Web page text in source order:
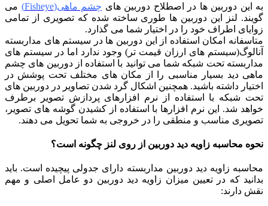
به این دوربین ها در اصطلاح دوربین های چشم ماهی(Fisheye)
می
گویند. لنز این دوربین ها طوری ساخته شده که تصویری از تمامی
زوایای اطراف خود را در اختیار شما می گذارد.
متاسفانه امکان استفاده از این دوربین ها در سیستم های مداربسته
آنالوگ(سیستم های ارزان قیمت تر) وجود ندارد اما در سیستم های
مداربسته تحت شبکه شما می توانید با استفاده از دوربین های چشم
ماهی دید بسیار مناسبی را از مکان های مختلف تحت پوشش در
اختیار داشته باشید. همچنین اشکال گرد شدن تصاویر در دوربین های
تحت شبکه با استفاده از نرم افزارهای پردازش تصویر برطرف
خواهد شد. این نرم افزارها با استفاده از کشیدن گوشه های تصویر،
تصویری مناسب و منطقی را در خروجی به شما تحویل می دهند.
نحوه محاسبه زاویه دید دوربین از روی لنز چگونه است؟
محاسبه زاویه دید دوربین مداربسته دارای جدولی پیچیده است. باید
بدانید که در تعیین میزان زاویه دید دوربین دو عامل اصلی و مهم
نقش دارند: